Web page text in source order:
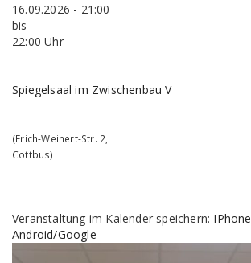
16.09.2026 - 21:00
bis
22:00 Uhr
Spiegelsaal im Zwischenbau V
(Erich-Weinert-Str. 2
Cottbus)
Veranstaltung im Kalender speichern: IPhone
Android/Google